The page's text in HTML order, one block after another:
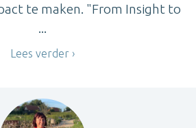
te maken. "From Insight to
...
Lees verder